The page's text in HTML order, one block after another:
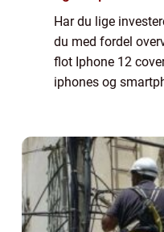
Har du lige
du med fordel
flot Iphone 12
iphones og